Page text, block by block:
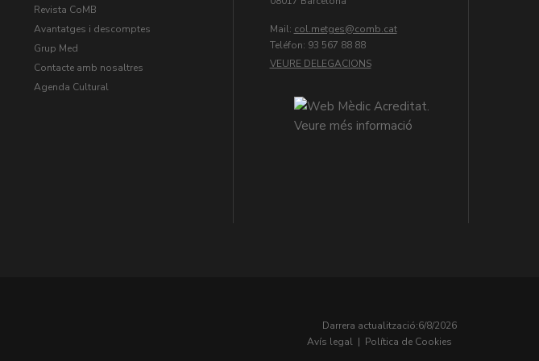
Revista CoMB
Avantatges i descomptes
Grup Med
Contacte amb nosaltres
Agenda Cultural
Mail: col.metges
Teléfon: 93 567 88 88
VEURE DELEGACIONS
Darrera actualització:6/8/2026
Avís legal | Política de Cookies